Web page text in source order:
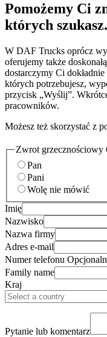
Pomożemy Ci
których szukasz.
W DAF Trucks oprócz
oferujemy także
dostarczymy Ci
których potrzebujesz,
przycisk „Wyślij”.
pracowników.
Możesz też skorzystać z
Zwrot grzecznościowy
Pan
Pani
Wolę nie mówić
Imię
Nazwisko
Nazwa firmy
Adres e-mail
Numer telefonu
Family name
Kraj
Pytanie lub komentarz